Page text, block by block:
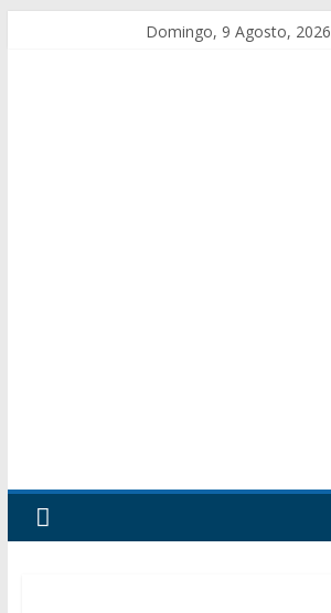
Domingo, 9 Agosto, 2026